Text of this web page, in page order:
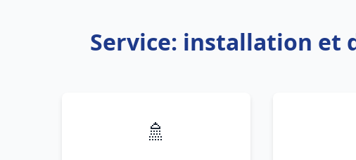
Service: installation et
🚿